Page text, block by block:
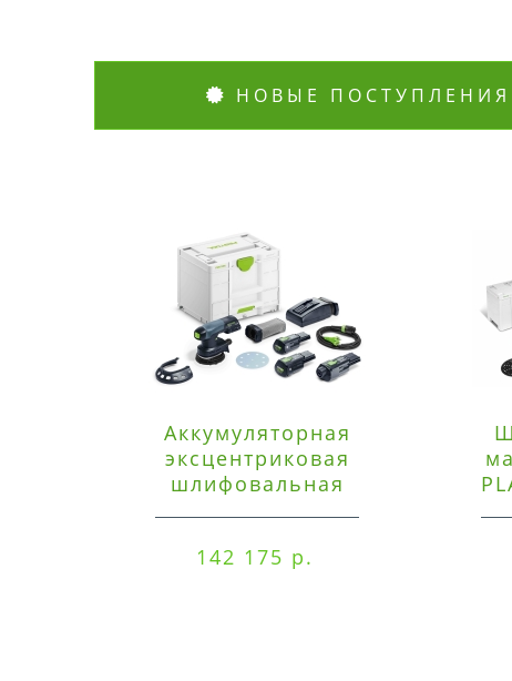
НОВЫЕ ПОСТУПЛЕНИЯ
Аккумуляторная
эксцентриковая
шлифовальная
142 175 р.